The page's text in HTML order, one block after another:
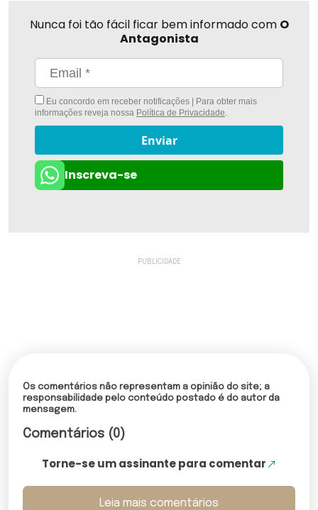
Nunca foi tão fácil ficar bem informado com O
Antagonista
Eu concordo em receber notificações | Para obter mais
informações reveja nossa Política de Privacidade.
Enviar
Inscreva-se
Os comentários não representam a opinião do site; a
responsabilidade pelo conteúdo postado é do autor da
mensagem.
Comentários (0)
Torne-se um assinante para comentar
Leia mais comentários